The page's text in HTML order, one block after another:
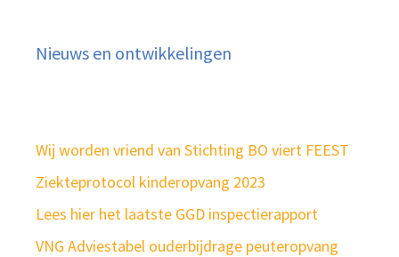
Nieuws en ontwikkelingen
Wij worden vriend van Stichting BO viert FEEST
Ziekteprotocol kinderopvang 2023
Lees hier het laatste GGD inspectierapport
VNG Adviestabel ouderbijdrage peuteropvang